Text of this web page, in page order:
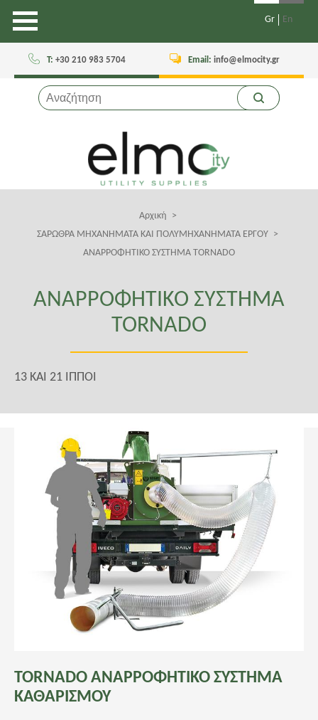
Gr En
Τ: +30 210 983 5704 Email: info@elmocity.gr
Αρχική
ΣΑΡΩΘΡΑ ΜΗΧΑΝΗΜΑΤΑ ΚΑΙ ΠΟΛΥΜΗΧΑΝΗΜΑΤΑ ΕΡΓΟΥ
ΑΝΑΡΡΟΦΗΤΙΚΟ ΣΥΣΤΗΜΑ TORNADO
ΑΝΑΡΡΟΦΗΤΙΚΟ ΣΥΣΤΗΜΑ
TORNADO
13 KAI 21 ΙΠΠΟΙ
TORNADO ΑΝΑΡΡΟΦΗΤΙΚΟ ΣΥΣΤΗΜΑ
ΚΑΘΑΡΙΣΜΟΥ